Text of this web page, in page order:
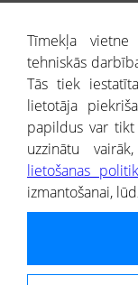
® CREDITREFORM
SIA
Portāla ietvaros
Tīmekļa vietne
tehniskās
Tās tiek
lietotāja
papildus var tikt
uzzinātu
lietošanas
izmantošanai,